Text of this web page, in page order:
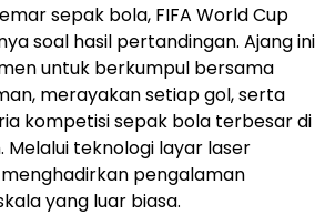
sepak bola, FIFA World Cup
soal hasil pertandingan. Ajang ini
untuk berkumpul bersama
merayakan setiap gol, serta
kompetisi sepak bola terbesar di
Melalui teknologi layar laser
pengalaman
yang luar biasa.